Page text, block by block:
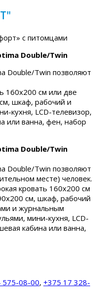
с питомцами
Double/Twin
Double/Twin позволяют
160х200 см или две
шкаф, рабочий и
кухня, LCD-телевизор,
или ванна, фен, набор
Double/Twin
Double/Twin позволяют
месте) человек.
кровать 160х200 см
см, шкаф, рабочий
и журнальным
мини-кухня, LCD-
кабина или ванна,
575-08-00, +375 17 328-